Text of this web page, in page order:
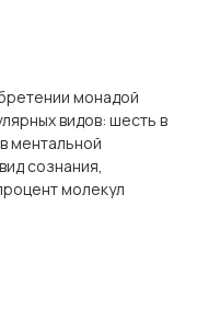
монадой
видов: шесть в
ментальной
сознания,
молекул